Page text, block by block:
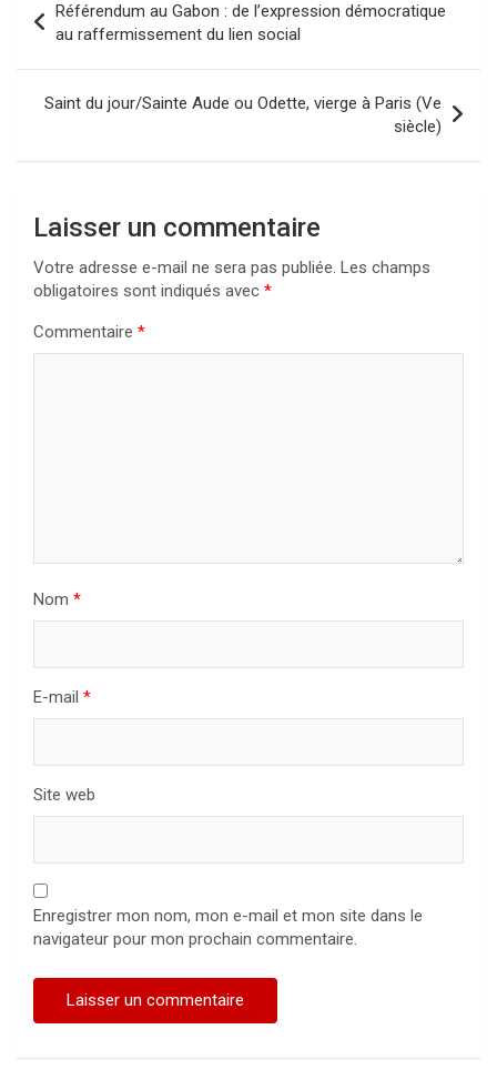
de
l’article
Référendum au Gabon : de l’expression démocratique
au raffermissement du lien social
Saint du jour/Sainte Aude ou Odette, vierge à Paris (Ve
siècle)
Laisser un commentaire
Votre adresse e-mail ne sera pas publiée. Les champs
obligatoires sont indiqués avec *
Commentaire *
Nom *
E-mail *
Site web
Enregistrer mon nom, mon e-mail et mon site dans le
navigateur pour mon prochain commentaire.